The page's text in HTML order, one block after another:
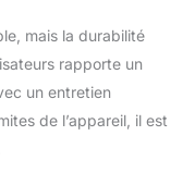
mais la durabilité
rapporte un
un entretien
de l’appareil, il est